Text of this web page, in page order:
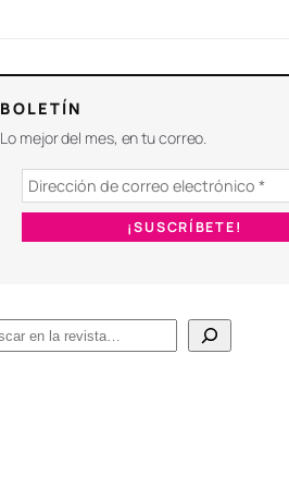
BOLETÍN
Lo mejor del mes, en tu correo.